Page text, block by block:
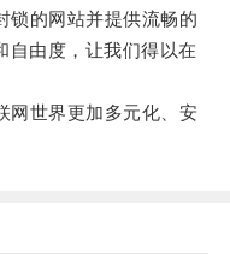
的网站并提供流畅的
自由度，让我们得以在
世界更加多元化、安